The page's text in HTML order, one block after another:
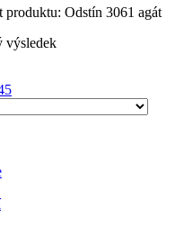
produktu: Odstín 3061 agát
výsledek
Tento